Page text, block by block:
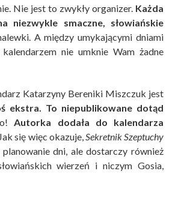
Nie jest to zwykły organizer. Każda
smaczne, słowiańskie
A między umykającymi dniami
nie umknie Wam żadne
Katarzyny Bereniki Miszczuk jest
ekstra. To niepublikowane dotąd
Autorka dodała do kalendarza
się więc okazuje,Sekretnik Szeptuchy
dni, ale dostarczy również
wierzeń i niczym Gosia,